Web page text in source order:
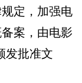
定，加强电
案，由电影
发批准文